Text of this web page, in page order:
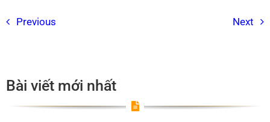
Previous Next
Bài viết mới nhất